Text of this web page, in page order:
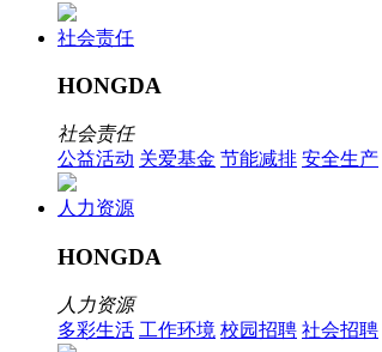
社会责任
HONGDA
社会责任
公益活动 关爱基金 节能减排 安全生产
人力资源
HONGDA
人力资源
多彩生活 工作环境 校园招聘 社会招聘